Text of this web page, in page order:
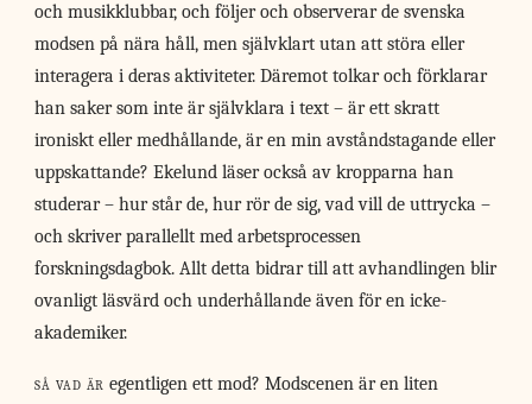
och musikklubbar, och följer och observerar de svenska
modsen på nära håll, men självklart utan att störa eller
interagera i deras aktiviteter. Däremot tolkar och förklarar
han saker som inte är självklara i text – är ett skratt
ironiskt eller medhållande, är en min avståndstagande eller
uppskattande? Ekelund läser också av kropparna han
studerar – hur står de, hur rör de sig, vad vill de uttrycka –
och skriver parallellt med arbetsprocessen
forskningsdagbok. Allt detta bidrar till att avhandlingen blir
ovanligt läsvärd och underhållande även för en icke-
akademiker.
så vad är egentligen ett mod? Modscenen är en liten